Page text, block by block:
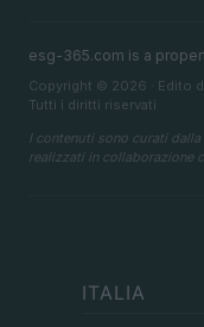
esg-365.com is a
Copyright © 2026 · Edito
Tutti i diritti riservati
I contenuti sono curati
realizzati in collaborazione
ITALIA